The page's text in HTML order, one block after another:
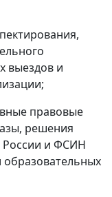
выездов и
правовые
решения
России и ФСИН
образовательных